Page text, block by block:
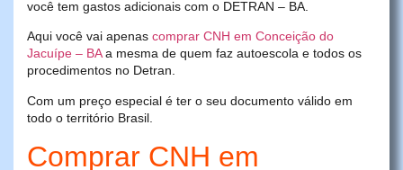
você tem gastos adicionais com o DETRAN – BA.
Aqui você vai apenas comprar CNH em Conceição do
Jacuípe – BAa mesma de quem faz autoescola e todos os
procedimentos no Detran.
Com um preço especial é ter o seu documento válido em
todo o território Brasil.
Comprar CNH em